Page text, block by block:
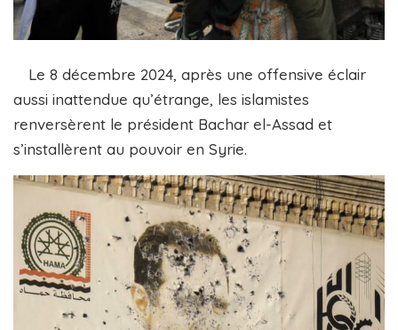
Le 8 décembre 2024, après une offensive éclair
aussi inattendue qu’étrange, les islamistes
renversèrent le président Bachar el-Assad et
s’installèrent au pouvoir en Syrie.